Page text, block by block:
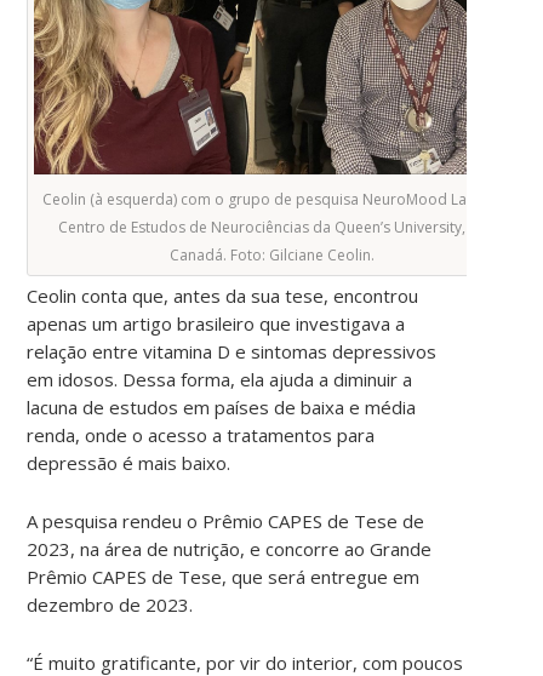
Ceolin (à esquerda) com o grupo de pesquisa NeuroMood Lab, do
Centro de Estudos de Neurociências da Queen’s University, no
Canadá. Foto: Gilciane Ceolin.
Ceolin conta que, antes da sua tese, encontrou
apenas um artigo brasileiro que investigava a
relação entre vitamina D e sintomas depressivos
em idosos. Dessa forma, ela ajuda a diminuir a
lacuna de estudos em países de baixa e média
renda, onde o acesso a tratamentos para
depressão é mais baixo.
A pesquisa rendeu o Prêmio CAPES de Tese de
2023, na área de nutrição, e concorre ao Grande
Prêmio CAPES de Tese, que será entregue em
dezembro de 2023.
“É muito gratificante, por vir do interior, com poucos